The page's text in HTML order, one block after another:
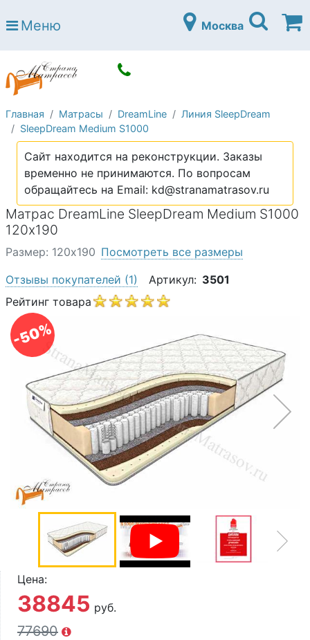
Страна матрасов
Open submenu (Матрасы)
Open submenu (Кровати)
Кровати
Open submenu (Аксессуары)
Open submenu (Диваны)
Диваны
Open submenu (Постельное белье)
Постельное белье
Open submenu (Мебель)
Мебель
Open submenu (Основания)
Основания
Open submenu (Детские матрасы)
Детские матрасы
Open submenu (Детские кровати)
Детские кровати
Open submenu (Шкафы)
Шкафы
О компании
Контакты
Доставка по городу
Меню Москва
Главная Матрасы DreamLine
Линия SleepDream
SleepDream Medium S1000
Сайт находится на реконструкции. Заказы
временно не принимаются. По вопросам
обращайтесь на Email: kd@stranamatrasov.ru
Матрас DreamLine SleepDream Medium S1000
120х190
-50%
Размер: 120х190 Посмотреть все размеры
Отзывы покупателей (1) Артикул: 3501
Рейтинг товара
Цена:
38845 руб.
77690